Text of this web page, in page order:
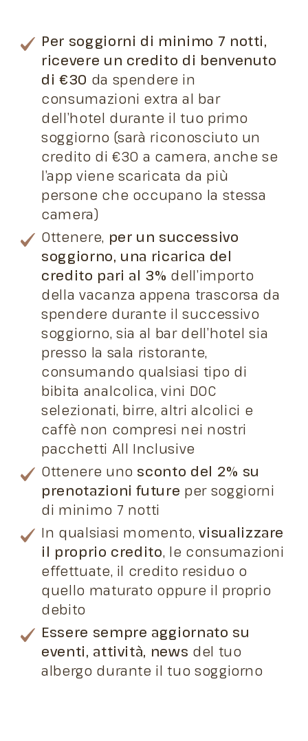
Per soggiorni di minimo 7 notti,
ricevere un credito di benvenuto
di €30 da spendere in
consumazioni extra al bar
dell’hotel durante il tuo primo
soggiorno (sarà riconosciuto un
credito di €30 a camera, anche se
l’app viene scaricata da più
persone che occupano la stessa
camera)
Ottenere, per un successivo
soggiorno, una ricarica del
credito pari al 3% dell’importo
della vacanza appena trascorsa da
spendere durante il successivo
soggiorno, sia al bar dell’hotel sia
presso la sala ristorante,
consumando qualsiasi tipo di
bibita analcolica, vini DOC
selezionati, birre, altri alcolici e
caffè non compresi nei nostri
pacchetti All Inclusive
Ottenere uno sconto del 2% su
prenotazioni future per soggiorni
di minimo 7 notti
In qualsiasi momento,visualizzare
il proprio credito, le consumazioni
effettuate, il credito residuo o
quello maturato oppure il proprio
debito
Essere sempre aggiornato su
eventi, attività, news del tuo
albergo durante il tuo soggiorno